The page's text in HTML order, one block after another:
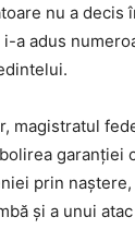
nu a decis
i-a adus
magistratul
garanţiei
prin
şi a unui